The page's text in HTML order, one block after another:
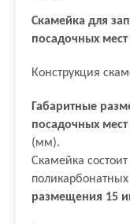
Скамейка для
посадочных мест
Конструкция
Габаритные
посадочных
(мм).
Скамейка
размещения 15